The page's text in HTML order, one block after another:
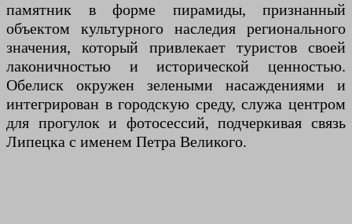
памятник в форме пирамиды, признанный
объектом культурного наследия регионального
значения, который привлекает туристов своей
лаконичностью и исторической ценностью.
Обелиск окружен зелеными насаждениями и
интегрирован в городскую среду, служа центром
для прогулок и фотосессий, подчеркивая связь
Липецка с именем Петра Великого.